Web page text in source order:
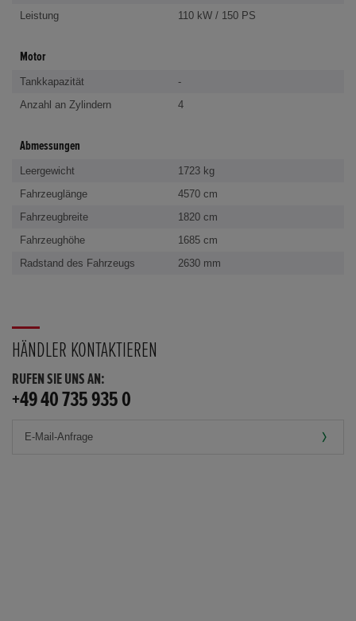
Leistung
110 kW / 150 PS
Motor
Tankkapazität
-
Anzahl an Zylindern
4
Abmessungen
Leergewicht
1723 kg
Fahrzeuglänge
4570 cm
Fahrzeugbreite
1820 cm
Fahrzeughöhe
1685 cm
Radstand des Fahrzeugs
2630 mm
HÄNDLER KONTAKTIEREN
RUFEN SIE UNS AN:
+49 40 735 935 0